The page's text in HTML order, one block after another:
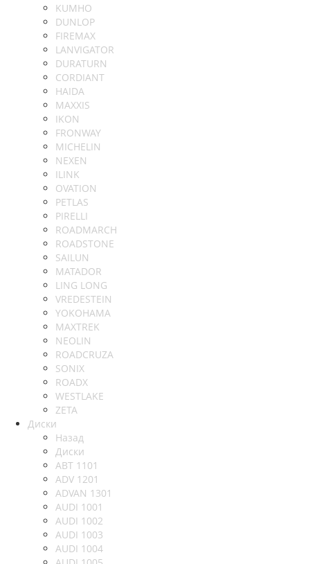
KUMHO
DUNLOP
FIREMAX
LANVIGATOR
DURATURN
CORDIANT
HAIDA
MAXXIS
IKON
FRONWAY
MICHELIN
NEXEN
ILINK
OVATION
PETLAS
PIRELLI
ROADMARCH
ROADSTONE
SAILUN
MATADOR
LING LONG
VREDESTEIN
YOKOHAMA
MAXTREK
NEOLIN
ROADCRUZA
SONIX
ROADX
WESTLAKE
ZETA
Диски
Назад
Диски
ABT 1101
ADV 1201
ADVAN 1301
AUDI 1001
AUDI 1002
AUDI 1003
AUDI 1004